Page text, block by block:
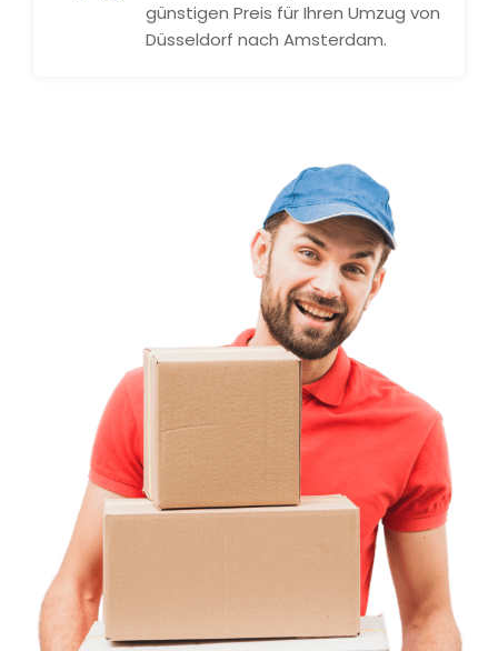
günstigen Preis für Ihren Umzug von
Düsseldorf nach Amsterdam.